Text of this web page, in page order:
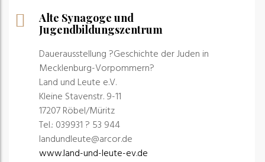
Alte Synagoge und
Jugendbildungszentrum
Dauerausstellung ?Geschichte der Juden in
Mecklenburg-Vorpommern?
Land und Leute e.V.
Kleine Stavenstr. 9-11
17207 Röbel/Müritz
Tel.: 039931 ? 53 944
landundleute@arcor.de
www.land-und-leute-ev.de